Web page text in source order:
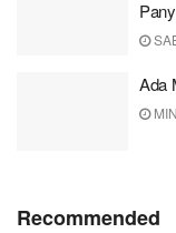
Ada
Recommended